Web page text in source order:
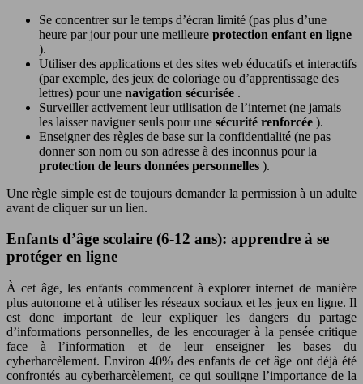
Se concentrer sur le temps d’écran limité (pas plus d’une
heure par jour pour une meilleure protection enfant en ligne
).
Utiliser des applications et des sites web éducatifs et interactifs
(par exemple, des jeux de coloriage ou d’apprentissage des
lettres) pour une navigation sécurisée .
Surveiller activement leur utilisation de l’internet (ne jamais
les laisser naviguer seuls pour une sécurité renforcée ).
Enseigner des règles de base sur la confidentialité (ne pas
donner son nom ou son adresse à des inconnus pour la
protection de leurs données personnelles ).
Une règle simple est de toujours demander la permission à un adulte
avant de cliquer sur un lien.
Enfants d’âge scolaire (6-12 ans): apprendre à se
protéger en ligne
À cet âge, les enfants commencent à explorer internet de manière
plus autonome et à utiliser les réseaux sociaux et les jeux en ligne. Il
est donc important de leur expliquer les dangers du partage
d’informations personnelles, de les encourager à la pensée critique
face à l’information et de leur enseigner les bases du
cyberharcèlement. Environ 40% des enfants de cet âge ont déjà été
confrontés au cyberharcèlement, ce qui souligne l’importance de la